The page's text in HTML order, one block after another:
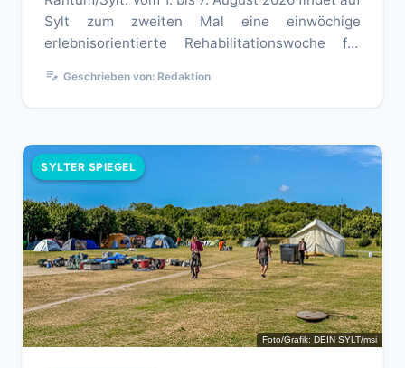
Sylt zum zweiten Mal eine einwöchige
erlebnisorientierte Rehabilitationswoche für
edit_note Geschrieben von: Redaktion
SYLTER SPIEGEL
Foto/Grafik: DEIN SYLT/msi